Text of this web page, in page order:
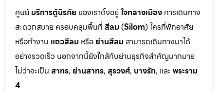
ศูนย์ บริการตู้นิรภัย ของเราตั้งอยู่ ใจกลางเมือง การเดินทาง
สะดวกสบาย ครอบคลุมพื้นที่ สีลม(Silom) ใครที่พักอาศัย
หรือทำงาน แถวสีลม หรือย่านสีลม สามารถเดินทางมาได้
อย่างรวดเร็ว นอกจากนี้ยังใกล้กับย่านธุรกิจสำคัญมากมาย
ไม่ว่าจะเป็น สาทร, ย่านสาทร, สุรวงศ์, บางรัก, และ พระราม
4